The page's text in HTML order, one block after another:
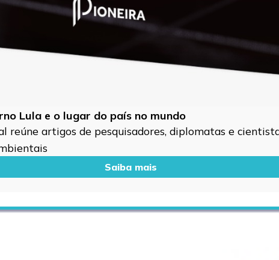
Lula e o lugar do país no mundo
reúne artigos de pesquisadores, diplomatas e
Saiba mais